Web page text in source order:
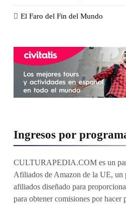
El Faro del Fin del Mundo
Ingresos por
CULTURAPEDIA.COM es un
Afiliados de Amazon de la UE, un
afiliados diseñado para
para obtener comisiones por hacer